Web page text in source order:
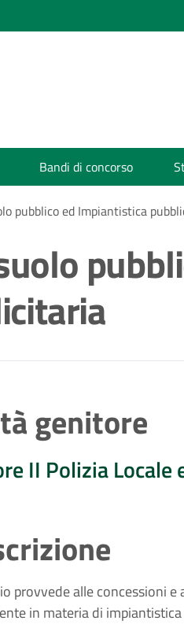
Bandi di concorso
pubblico ed Impiantistica
genitore
II Polizia Locale
provvede alle concessioni
in materia di